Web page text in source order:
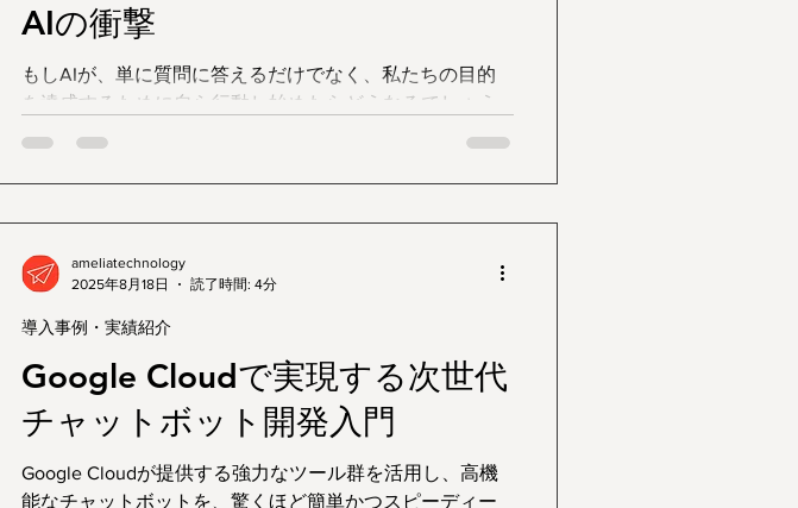
AIの衝撃
もしAIが、単に質問に答えるだけでなく、私たちの目的
を達成するために自ら行動し始めたらどうなるでしょう
Google Cloudで実現する次世代
チャットボット開発入門
Google Cloudが提供する強力なツール群を活用し、高機
能なチャットボットを、驚くほど簡単かつスピーディー
導入事例・実績紹介
ameliatechnology
2025年8月18日
読了時間: 4分